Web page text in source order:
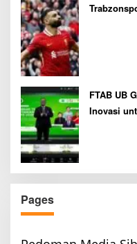
FTAB UB
Inovasi
Pages